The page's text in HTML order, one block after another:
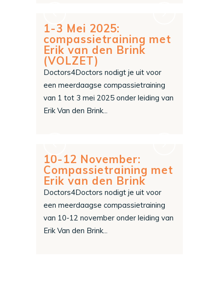
1-3 Mei 2025:
compassietraining met
Erik van den Brink
(VOLZET)
Doctors4Doctors nodigt je uit voor
een meerdaagse compassietraining
van 1 tot 3 mei 2025 onder leiding van
Erik Van den Brink...
10-12 November:
Compassietraining met
Erik van den Brink
Doctors4Doctors nodigt je uit voor
een meerdaagse compassietraining
van 10-12 november onder leiding van
Erik Van den Brink...